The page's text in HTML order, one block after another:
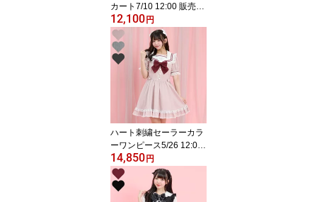
カート7/10 12:00 販売ス
タートsecrethoney シ
ークレットハニー シー
ハニ 量産型 地雷系
双子コーデ 参戦服 レ
ディース ガーリー ラ
ベンダー 黒 ブラック
12,100円
ハート刺繍セーラーカラ
ーワンピース5/26 12:00
販売スタートsecrethone
y シークレットハニ
ー シーハニ 量産型
地雷系 かわいい 双子
14,850円